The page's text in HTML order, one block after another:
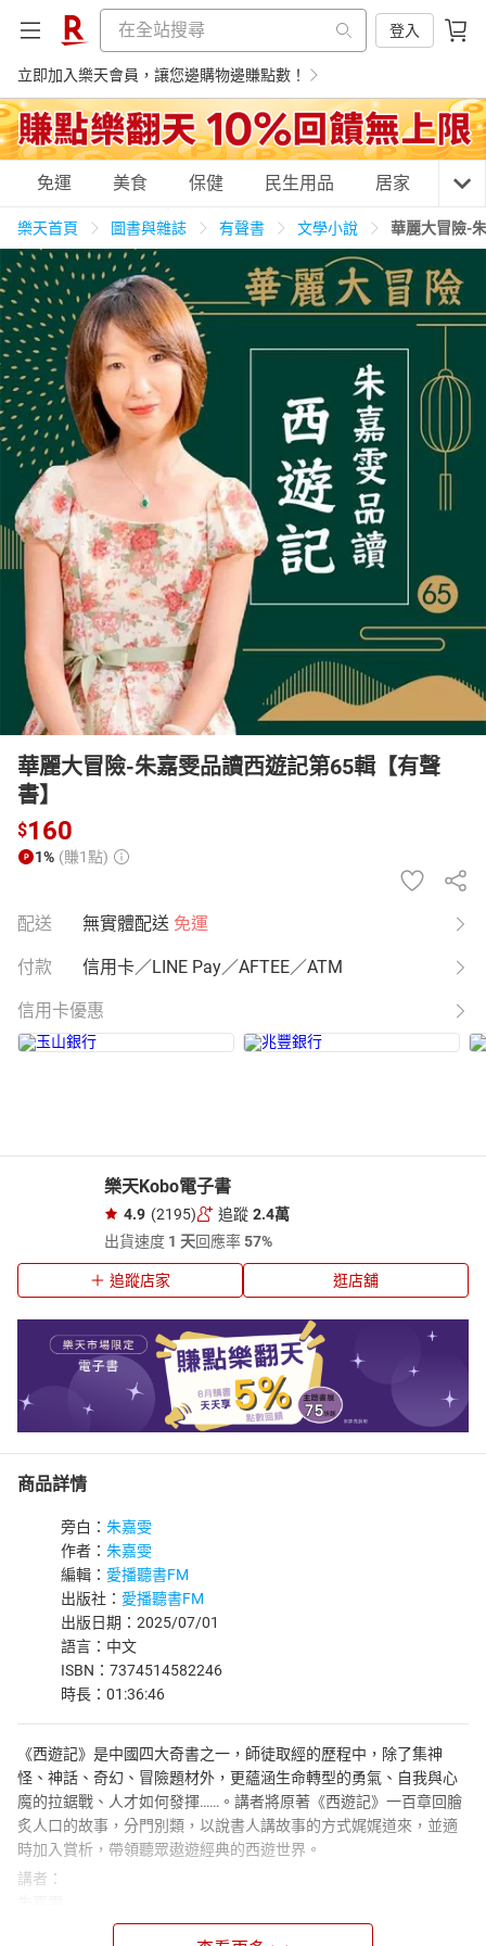
登入
立即加入樂天會員，讓您邊購物邊賺點數！
購物網分類
天天免運 美食蛋糕 養生保健 民生用品
居家生活 3C家電 親子玩具
女裝 化妝保養 情趣用品
日本購物 電子/紙本書
HOT
免運 美食 保健 民生用品 居家 3C
樂天首頁 圖書與雜誌 有聲書 文學小說 華麗大冒險-
華麗大冒險-朱嘉雯品讀西遊記第65輯【有聲
書】
$160
1% (賺1點)
配送 無實體配送 免運
付款 信用卡／LINE Pay／AFTEE／ATM
信用卡優惠
樂天Kobo電子書
4.9 (2195) 追蹤 2.4萬
出貨速度 1 天回應率57%
追蹤店家 逛店舖
商品詳情
旁白： 朱嘉雯
作者： 朱嘉雯
編輯： 愛播聽書FM
出版社： 愛播聽書FM
出版日期：2025/07/01
語言：中文
ISBN：7374514582246
時長：01:36:46
《西遊記》是中國四大奇書之一，師徒取經的歷程中，除了集神
怪、神話、奇幻、冒險題材外，更蘊涵生命轉型的勇氣、自我與心
魔的拉鋸戰、人才如何發揮……。講者將原著《西遊記》一百章回膾
炙人口的故事，分門別類，以說書人講故事的方式娓娓道來，並適
時加入賞析，帶領聽眾遨遊經典的西遊世界。
講者：
國立中央大學中國文學博士，國立宜蘭大學人文暨科學教育中心副